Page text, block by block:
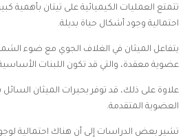
تتمتع العمليات الكيميائية على تيتان بأهمية
احتمالية وجود أشكال حياة بديلة.
يتفاعل الميثان في الغلاف الجوي مع ضوء
عضوية معقدة، والتي قد تكون اللبنات الأساسية
علاوة على ذلك، قد توفر بحيرات الميثان السائل
العضوية المتقدمة.
تشير بعض الدراسات إلى أن هناك احتمالية